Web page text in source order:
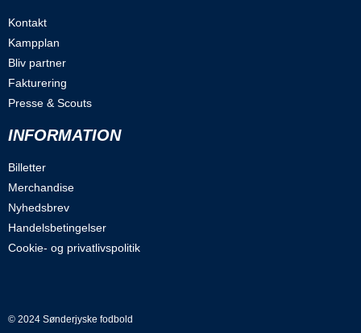
Kontakt
Kampplan
Bliv partner
Fakturering
Presse & Scouts
INFORMATION
Billetter
Merchandise
Nyhedsbrev
Handelsbetingelser
Cookie- og privatlivspolitik
© 2024 Sønderjyske fodbold